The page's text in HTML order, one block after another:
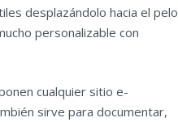
desplazándolo hacia el pelo
personalizable con
cualquier sitio e-
sirve para documentar,